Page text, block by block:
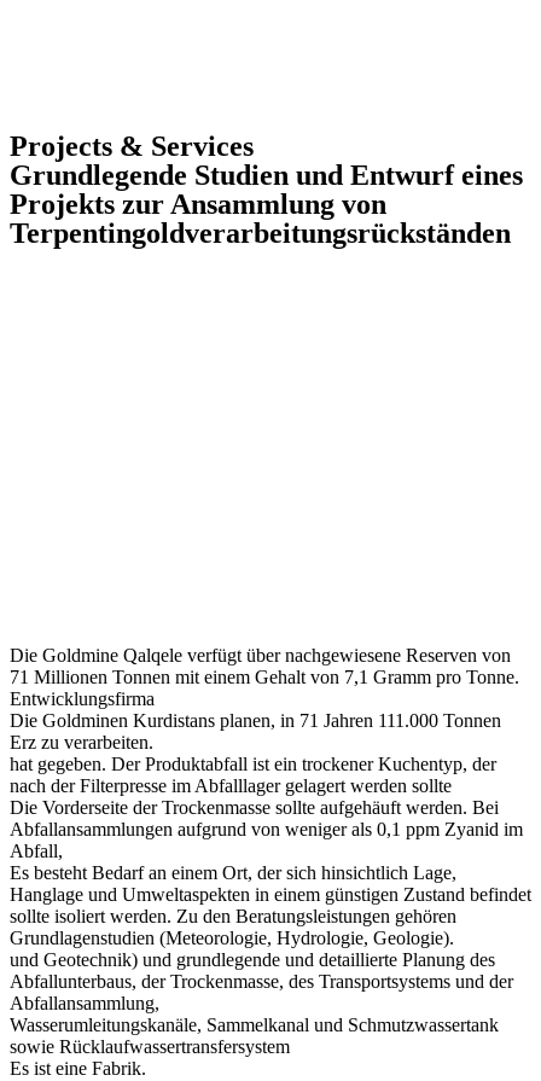
Projects & Services
Grundlegende Studien und Entwurf eines
Projekts zur Ansammlung von
Terpentingoldverarbeitungsrückständen
Die Goldmine Qalqele verfügt über nachgewiesene Reserven von
71 Millionen Tonnen mit einem Gehalt von 7,1 Gramm pro Tonne.
Entwicklungsfirma
Die Goldminen Kurdistans planen, in 71 Jahren 111.000 Tonnen
Erz zu verarbeiten.
hat gegeben. Der Produktabfall ist ein trockener Kuchentyp, der
nach der Filterpresse im Abfalllager gelagert werden sollte
Die Vorderseite der Trockenmasse sollte aufgehäuft werden. Bei
Abfallansammlungen aufgrund von weniger als 0,1 ppm Zyanid im
Abfall,
Es besteht Bedarf an einem Ort, der sich hinsichtlich Lage,
Hanglage und Umweltaspekten in einem günstigen Zustand befindet
sollte isoliert werden. Zu den Beratungsleistungen gehören
Grundlagenstudien (Meteorologie, Hydrologie, Geologie).
und Geotechnik) und grundlegende und detaillierte Planung des
Abfallunterbaus, der Trockenmasse, des Transportsystems und der
Abfallansammlung,
Wasserumleitungskanäle, Sammelkanal und Schmutzwassertank
sowie Rücklaufwassertransfersystem
Es ist eine Fabrik.